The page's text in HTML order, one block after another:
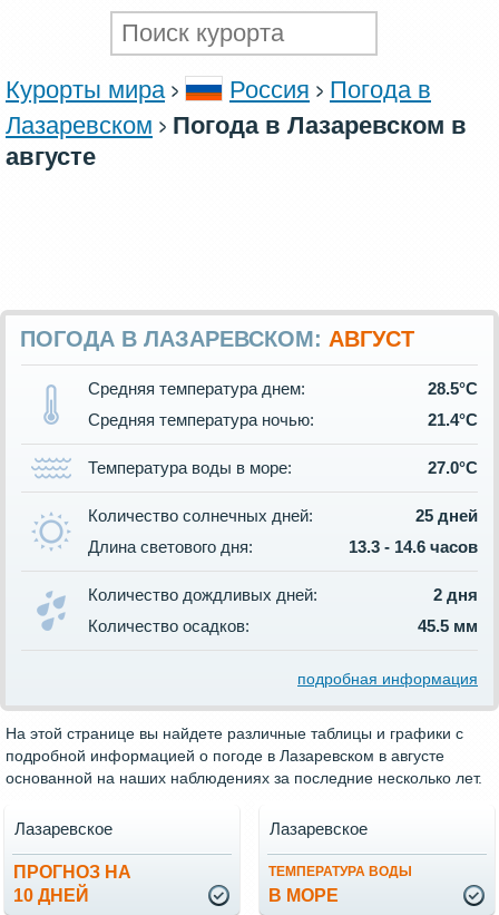
Курорты мира Россия
Погода в
Лазаревском
Погода в Лазаревском в
августе
ПОГОДА В ЛАЗАРЕВСКОМ: АВГУСТ
Средняя температура днем:
28.5°C
Средняя температура ночью:
21.4°C
Температура воды в море: 27.0°C
Количество солнечных дней:
25 дней
Длина светового дня:
13.3 - 14.6 часов
Количество дождливых дней:
2 дня
Количество осадков:
45.5 мм
подробная информация
На этой странице вы найдете различные таблицы и графики с
подробной информацией о погоде в Лазаревском в августе
основанной на наших наблюдениях за последние несколько лет.
ПРОГНОЗ НА
10 ДНЕЙ
Лазаревское
ТЕМПЕРАТУРА ВОДЫ
В МОРЕ
Лазаревское